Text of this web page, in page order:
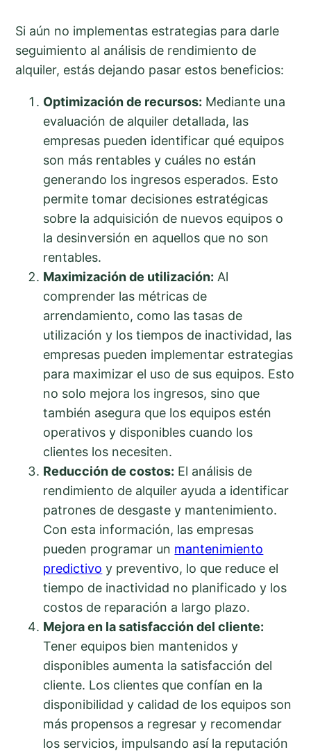
Si aún no implementas estrategias para darle
seguimiento al análisis de rendimiento de
alquiler, estás dejando pasar estos beneficios:
Optimización de recursos: Mediante una
evaluación de alquiler detallada, las
empresas pueden identificar qué equipos
son más rentables y cuáles no están
generando los ingresos esperados. Esto
permite tomar decisiones estratégicas
sobre la adquisición de nuevos equipos o
la desinversión en aquellos que no son
rentables.
Maximización de utilización: Al
comprender las métricas de
arrendamiento, como las tasas de
utilización y los tiempos de inactividad, las
empresas pueden implementar estrategias
para maximizar el uso de sus equipos. Esto
no solo mejora los ingresos, sino que
también asegura que los equipos estén
operativos y disponibles cuando los
clientes los necesiten.
Reducción de costos: El análisis de
rendimiento de alquiler ayuda a identificar
patrones de desgaste y mantenimiento.
Con esta información, las empresas
pueden programar un mantenimiento
predictivo y preventivo, lo que reduce el
tiempo de inactividad no planificado y los
costos de reparación a largo plazo.
Mejora en la satisfacción del cliente:
Tener equipos bien mantenidos y
disponibles aumenta la satisfacción del
cliente. Los clientes que confían en la
disponibilidad y calidad de los equipos son
más propensos a regresar y recomendar
los servicios, impulsando así la reputación